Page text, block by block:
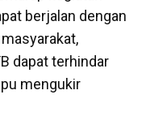
berjalan dengan
dapat terhindar
mengukir